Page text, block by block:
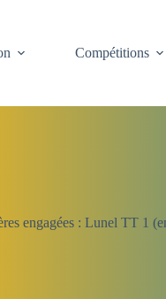
Compétitions
engagées : Lunel TT